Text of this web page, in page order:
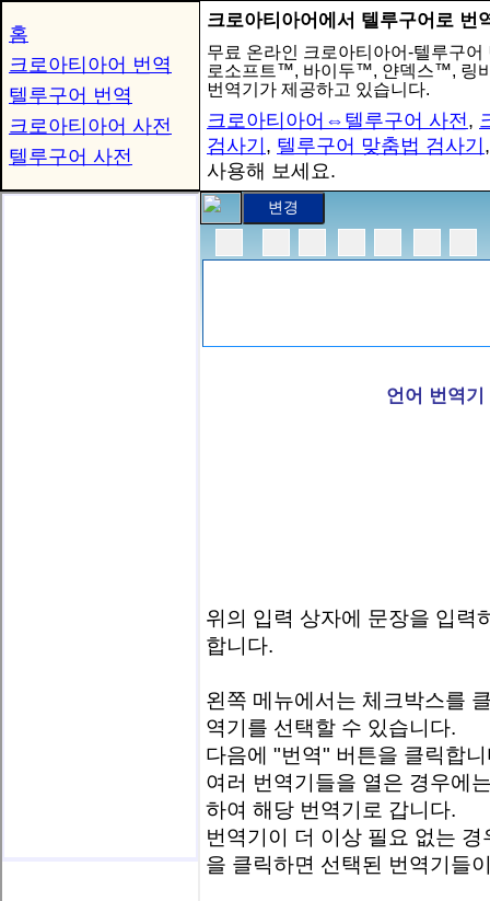
홈
크로아티아어 번역
텔루구어 번역
크로아티아어 사전
텔루구어 사전
크로아티아어에서 텔루구어로 번
무료 온라인 크로아티아어-텔루구
로소프트™, 바이두™, 얀덱스™, 링
번역기가 제공하고 있습니다.
크로아티아어⇔텔루구어 사전,
검사기 , 텔루구어 맞춤법 검사기
사용해 보세요.